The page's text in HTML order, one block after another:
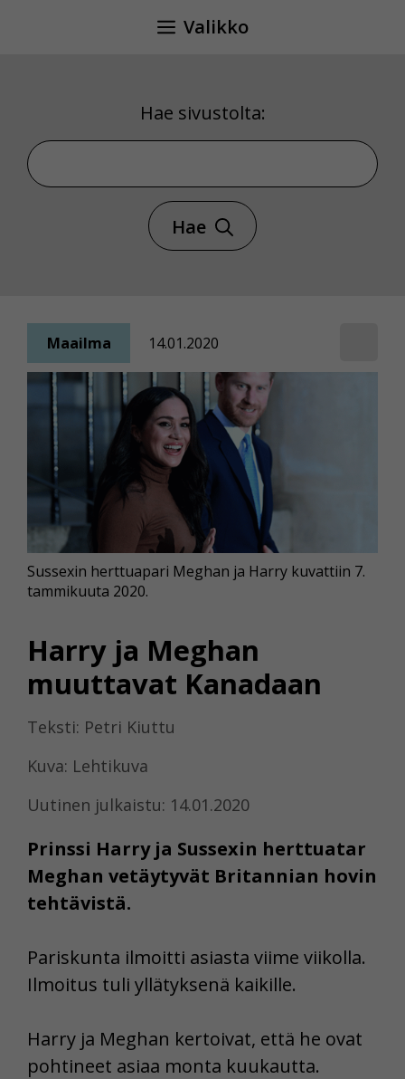
Valikko
Hae sivustolta:
Hae sivustolta
Hae
Maailma 14.01.2020
Harry ja Meghan
muuttavat Kanadaan
Teksti: Petri Kiuttu
Kuva: Lehtikuva
Uutinen julkaistu: 14.01.2020
Prinssi Harry ja Sussexin herttuatar
Meghan vetäytyvät Britannian hovin
tehtävistä.
Sussexin herttuapari Meghan ja Harry kuvattiin 7.
tammikuuta 2020.
Pariskunta ilmoitti asiasta viime viikolla.
Ilmoitus tuli yllätyksenä kaikille.
Harry ja Meghan kertoivat, että he ovat
pohtineet asiaa monta kuukautta.